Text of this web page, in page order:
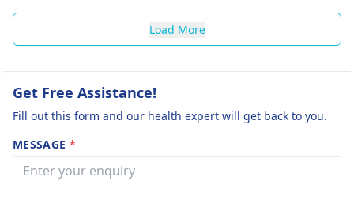
Load More
Get Free Assistance!
Fill out this form and our health expert will get back to you.
MESSAGE *